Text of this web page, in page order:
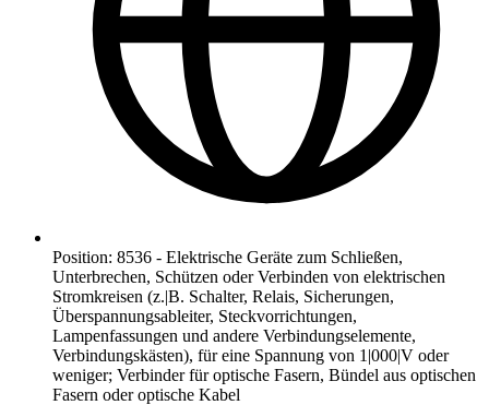
Position: 8536 - Elektrische Geräte zum Schließen,
Unterbrechen, Schützen oder Verbinden von elektrischen
Stromkreisen (z.|B. Schalter, Relais, Sicherungen,
Überspannungsableiter, Steckvorrichtungen,
Lampenfassungen und andere Verbindungselemente,
Verbindungskästen), für eine Spannung von 1|000|V oder
weniger; Verbinder für optische Fasern, Bündel aus optischen
Fasern oder optische Kabel